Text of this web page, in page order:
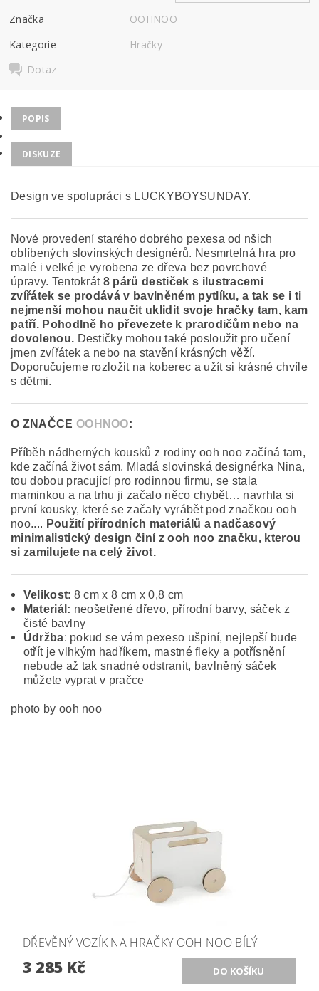
Značka
OOHNOO
Kategorie
Hračky
Dotaz
POPIS
DISKUZE
Design ve spolupráci s LUCKYBOYSUNDAY.
Nové provedení starého dobrého pexesa od nšich
oblíbených slovinských designérů. Nesmrtelná hra pro
malé i velké je vyrobena ze dřeva bez povrchové
úpravy. Tentokrát8 párů destiček s ilustracemi
zvířátek se prodává v bavlněném pytlíku, a tak se i ti
nejmenší mohou naučit uklidit svoje hračky tam, kam
patří. Pohodlně ho převezete k prarodičům nebo na
dovolenou. Destičky mohou také posloužit pro učení
jmen zvířátek a nebo na stavění krásných věží.
Doporučujeme rozložit na koberec a užít si krásné chvíle
s dětmi.
O ZNAČCE OOHNOO:
Příběh nádherných kousků z rodiny ooh noo začíná tam,
kde začíná život sám. Mladá slovinská designérka Nina,
tou dobou pracující pro rodinnou firmu, se stala
maminkou a na trhu ji začalo něco chybět… navrhla si
první kousky, které se začaly vyrábět pod značkou ooh
noo.... Použití přírodních materiálů a nadčasový
minimalistický design činí z ooh noo značku, kterou
si zamilujete na celý život.
Velikost: 8 cm x 8 cm x 0,8 cm
Materiál: neošetřené dřevo, přírodní barvy, sáček z
čisté bavlny
Údržba: pokud se vám pexeso ušpiní, nejlepší bude
otřít je vlhkým hadříkem, mastné fleky a potřísnění
nebude až tak snadné odstranit, bavlněný sáček
můžete vyprat v pračce
photo by ooh noo
DŘEVĚNÝ VOZÍK NA HRAČKY OOH NOO BÍLÝ
3 285 Kč